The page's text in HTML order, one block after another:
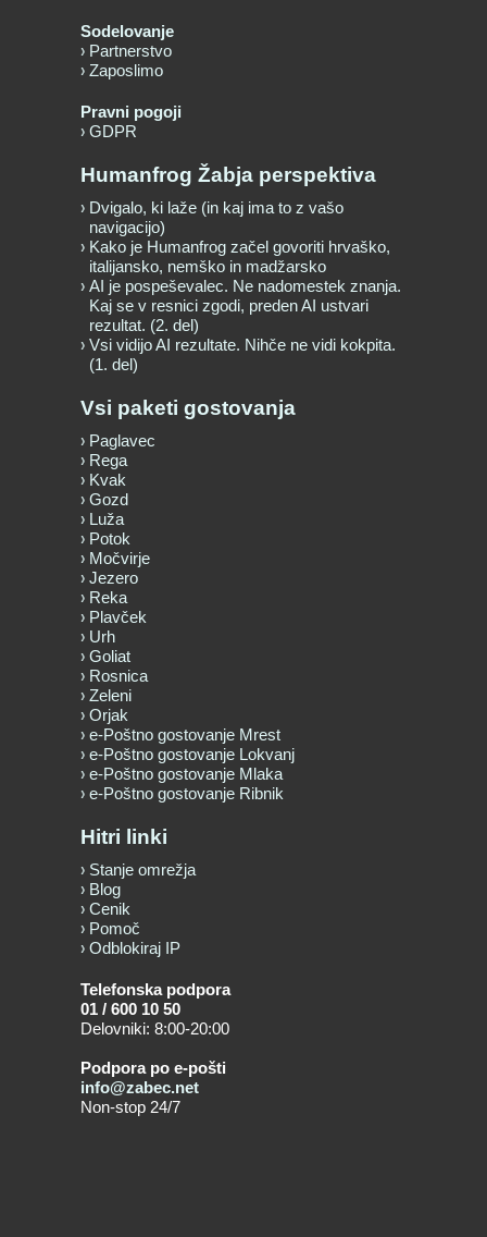
Sodelovanje
Partnerstvo
Zaposlimo
Pravni pogoji
GDPR
Humanfrog Žabja perspektiva
Dvigalo, ki laže (in kaj ima to z vašo
navigacijo)
Kako je Humanfrog začel govoriti hrvaško,
italijansko, nemško in madžarsko
AI je pospeševalec. Ne nadomestek znanja.
Kaj se v resnici zgodi, preden AI ustvari
rezultat. (2. del)
Vsi vidijo AI rezultate. Nihče ne vidi kokpita.
(1. del)
Vsi paketi gostovanja
Paglavec
Rega
Kvak
Gozd
Luža
Potok
Močvirje
Jezero
Reka
Plavček
Urh
Goliat
Rosnica
Zeleni
Orjak
e-Poštno gostovanje Mrest
e-Poštno gostovanje Lokvanj
e-Poštno gostovanje Mlaka
e-Poštno gostovanje Ribnik
Hitri linki
Stanje omrežja
Blog
Cenik
Pomoč
Odblokiraj IP
Telefonska podpora
01 / 600 10 50
Delovniki: 8:00-20:00
Podpora po e-pošti
info@zabec.net
Non-stop 24/7